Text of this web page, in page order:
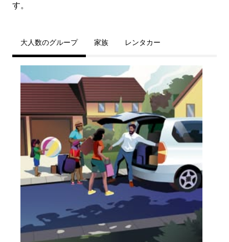
す。
大人数のグループ 家族 レンタカー